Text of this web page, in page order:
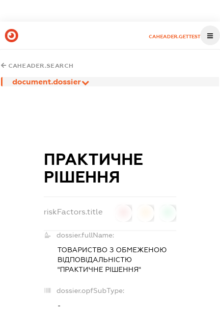
CAHEADER.GETTEST
CAHEADER.SEARCH
document.dossier
ПРАКТИЧНЕ
РІШЕННЯ
riskFactors.title
dossier.fullName:
ТОВАРИСТВО З ОБМЕЖЕНОЮ
ВІДПОВІДАЛЬНІСТЮ
"ПРАКТИЧНЕ РІШЕННЯ"
dossier.opfSubType:
-